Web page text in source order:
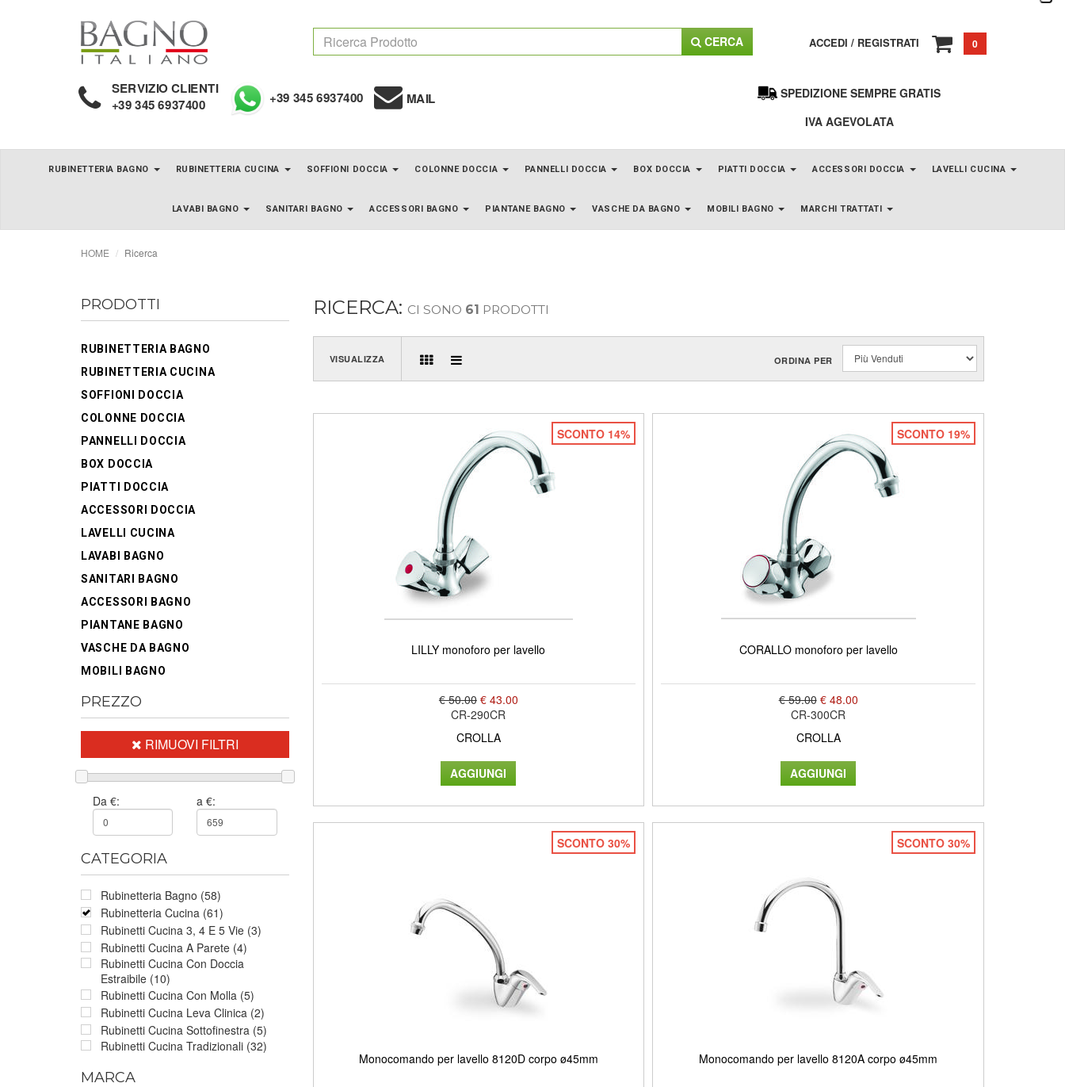
CERCA ACCEDI / REGISTRATI 0
SERVIZIO CLIENTI
+39 345 6937400 +39 345 6937400 MAIL
SPEDIZIONE SEMPRE GRATIS
IVA AGEVOLATA
RUBINETTERIA BAGNO RUBINETTERIA CUCINA SOFFIONI DOCCIA COLONNE DOCCIA PANNELLI DOCCIA BOX DOCCIA PIATTI DOCCIA ACCESSORI DOCCIA LAVELLI CUCINA
LAVABI BAGNO SANITARI BAGNO ACCESSORI BAGNO PIANTANE BAGNO VASCHE DA BAGNO MOBILI BAGNO MARCHI TRATTATI
HOME Ricerca
PRODOTTI
RUBINETTERIA BAGNO
RUBINETTERIA CUCINA
SOFFIONI DOCCIA
COLONNE DOCCIA
PANNELLI DOCCIA
BOX DOCCIA
PIATTI DOCCIA
ACCESSORI DOCCIA
LAVELLI CUCINA
LAVABI BAGNO
SANITARI BAGNO
ACCESSORI BAGNO
PIANTANE BAGNO
VASCHE DA BAGNO
MOBILI BAGNO
PREZZO
RIMUOVI FILTRI
Da €: a €:
CATEGORIA
Rubinetteria Bagno (58)
Rubinetteria Cucina (61)
Rubinetti Cucina 3, 4 E 5 Vie (3)
Rubinetti Cucina A Parete (4)
Rubinetti Cucina Con Doccia
Estraibile (10)
Rubinetti Cucina Con Molla (5)
Rubinetti Cucina Leva Clinica (2)
Rubinetti Cucina Sottofinestra (5)
Rubinetti Cucina Tradizionali (32)
MARCA
RICERCA: CI SONO 61 PRODOTTI
VISUALIZZA ORDINA PER
SCONTO 14%
LILLY monoforo per lavello
€ 50.00 € 43.00
CR-290CR
CROLLA
SCONTO 19%
CORALLO monoforo per lavello
€ 59.00 € 48.00
CR-300CR
CROLLA
SCONTO 30%
Monocomando per lavello 8120D corpo ø45mm
SCONTO 30%
Monocomando per lavello 8120A corpo ø45mm